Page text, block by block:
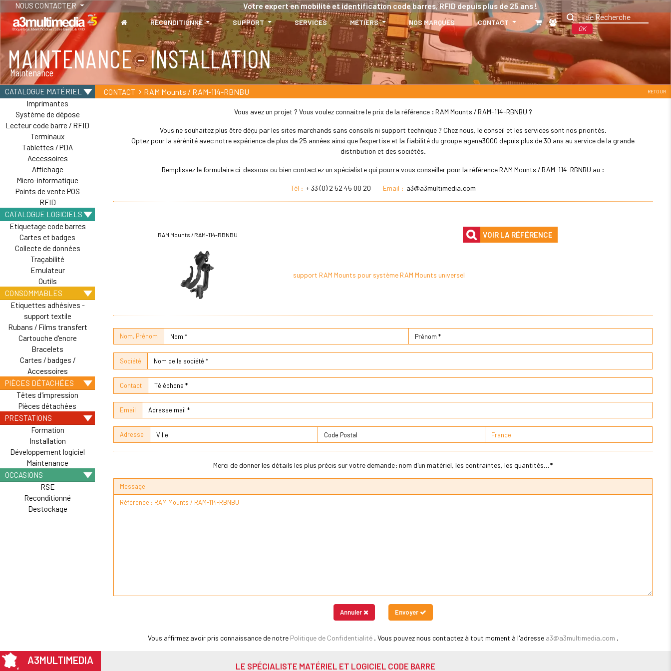
NOUS CONTACTER Votre expert en mobilité et identification code barres, RFID depuis plus de 25 ans !
RECONDITIONNÉ SUPPORT SERVICES MÉTIERS NOS MARQUES CONTACT
OK
MAINTENANCE - INSTALLATION
Maintenance
CATALOGUE MATÉRIEL
Imprimantes
Système de dépose
Lecteur code barre / RFID
Terminaux
Tablettes / PDA
Accessoires
Affichage
Micro-informatique
Points de vente POS
RFID
CATALOGUE LOGICIELS
Etiquetage code barres
Cartes et badges
Collecte de données
Traçabilité
Emulateur
Outils
CONSOMMABLES
Etiquettes adhésives -
support textile
Rubans / Films transfert
Cartouche d'encre
Bracelets
Cartes / badges /
Accessoires
PIÈCES DÉTACHÉES
Têtes d'impression
Pièces détachées
PRESTATIONS
Formation
Installation
Développement logiciel
Maintenance
OCCASIONS
RSE
Reconditionné
Destockage
CONTACT RAM Mounts / RAM-114-RBNBU RETOUR
Vous avez un projet ? Vous voulez connaitre le prix de la référence : RAM Mounts / RAM-114-RBNBU ?
Vous ne souhaitez plus être déçu par les sites marchands sans conseils ni support technique ? Chez nous, le conseil et les services sont nos priorités.
Optez pour la sérénité avec notre expérience de plus de 25 années ainsi que l'expertise et la fiabilité du groupe agena3000 depuis plus de 30 ans au service de la grande
distribution et des sociétés.
Remplissez le formulaire ci-dessous ou bien contactez un spécialiste qui pourra vous conseiller pour la référence RAM Mounts / RAM-114-RBNBU au :
Tél : + 33 (0) 2 52 45 00 20 Email : a3@a3multimedia.com
RAM Mounts / RAM-114-RBNBU VOIR LA RÉFÉRENCE
support RAM Mounts pour système RAM Mounts universel
Nom, Prénom
Société
Contact
Email
Adresse
Merci de donner les détails les plus précis sur votre demande: nom d'un matériel, les contraintes, les quantités...*
Message
Annuler Envoyer
Vous affirmez avoir pris connaissance de notre Politique de Confidentialité . Vous pouvez nous contactez à tout moment à l'adresse a3@a3multimedia.com .
A3MULTIMEDIA LE SPÉCIALISTE MATÉRIEL ET LOGICIEL CODE BARRE